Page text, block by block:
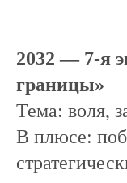
2032 — 7-я
границы»
Тема: воля,
В плюсе: